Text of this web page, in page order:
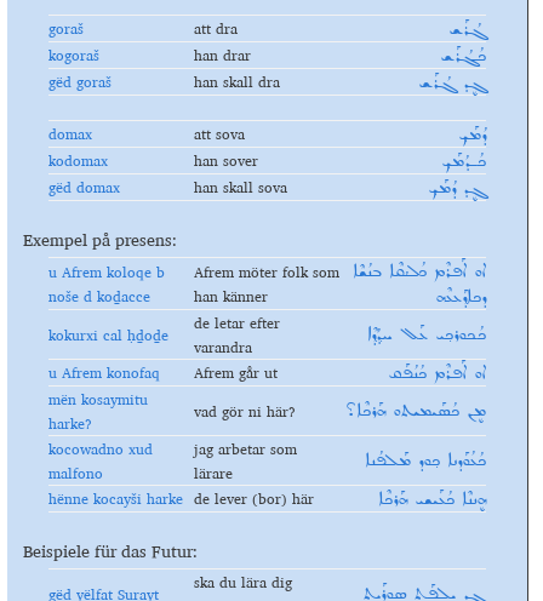
goraš att dra ܓܳܪܰܫ
kogoraš han drar ܟܳܓܳܪܰܫ
gëdgoraš han skall dra ܓܷܕ ܓܳܪܰܫ
domax att sova ܕܳܡܰܟ݂
kodomax han sover ܟܳـܕܳܡܰܟ݂
gëddomax han skall sova ܓܷܕ ܕܳܡܰܟ݂
Exempel på presens:
u Afrem koloqe b
noše d koḏacce
Afrem möter folk som
han känner
ܐܘ ܐܰܦܪܶܡ ܟܳܠܳܩܶܐ ܒܢܳܫܶܐ
ܕܟܐܕ݂ܰܥܥܶܗ
kokurxical ḥḏoḏe
de letar efter
varandra
ܟܳܟܘܪܟ݂ܝ ܥܰܠ ܚܕ݂ܳܕ݂ܶܐ
u Afrem konofaq Afrem går ut ܐܘ ܐܰܦܪܶܡ ܟܳܢܳܦܰܩ
mën kosaymitu
harke?
vad gör ni här? ܡܷܢ ܟܳܣܰܝܡܝܬܘ ܗܰܪܟܶܐ؟
kocowadno xud
malfono
jag arbetar som
lärare
ܟܳܥܳܘܰܕܢܐ ܟ݂ܘܕ ܡܰܠܦܳܢܐ
hënne kocayši harke de lever (bor) här ܗܷܢܢܶܐ ܟܳܥܰܝܫܝ ܗܰܪܟܶܐ
Beispiele für das Futur:
gëd yëlfatSurayt
ska du lära dig
ܓܷܕ ܝܷܠܦܰܬ ܣܘܪܰܝܬ